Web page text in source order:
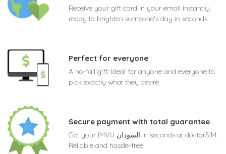
Receive your gift card in your email instantly,
ready to brighten someone's day in seconds
Perfect for everyone
A no-fail gift! Ideal for anyone and everyone to
pick exactly what they desire
Secure payment with total guarantee
Get your IMVU السودان in seconds at doctorSIM.
Reliable and hassle-free